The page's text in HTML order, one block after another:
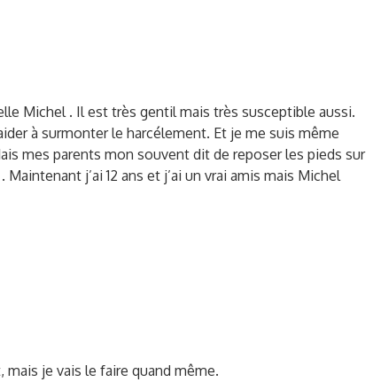
Michel . Il est très gentil mais très susceptible aussi.
à surmonter le harcélement. Et je me suis même
mes parents mon souvent dit de reposer les pieds sur
j’ai 12 ans et j’ai un vrai amis mais Michel
je vais le faire quand même.